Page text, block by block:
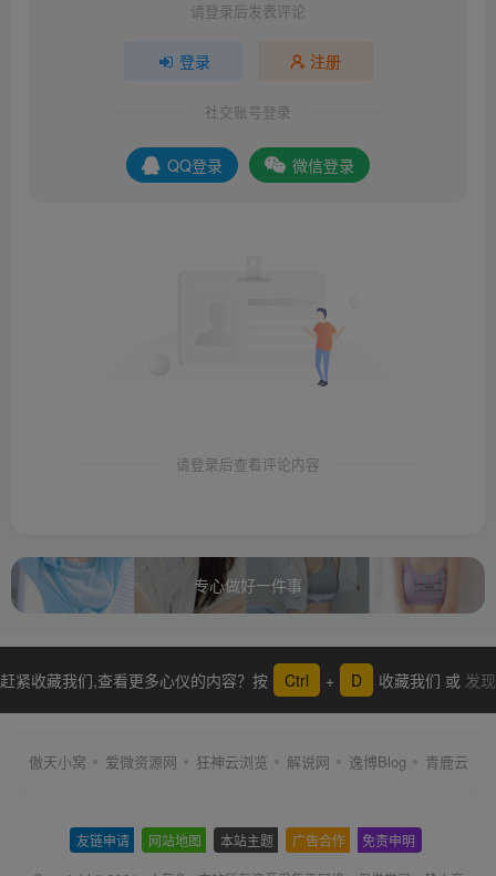
请登录后发表评论
登录 注册
社交账号登录
QQ登录 微信登录
请登录后查看评论内容
专心做好一件事
赶紧收藏我们,查看更多心仪的内容？按 Ctrl + D 收藏我们 或 发现
傲天小窝 爱微资源网 狂神云浏览 解说网 逸博Blog 青鹿云
友链申请 网站地图 本站主题 广告合作 免责申明